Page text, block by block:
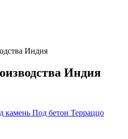
Индия
Индия
камень Под бетон Терраццо